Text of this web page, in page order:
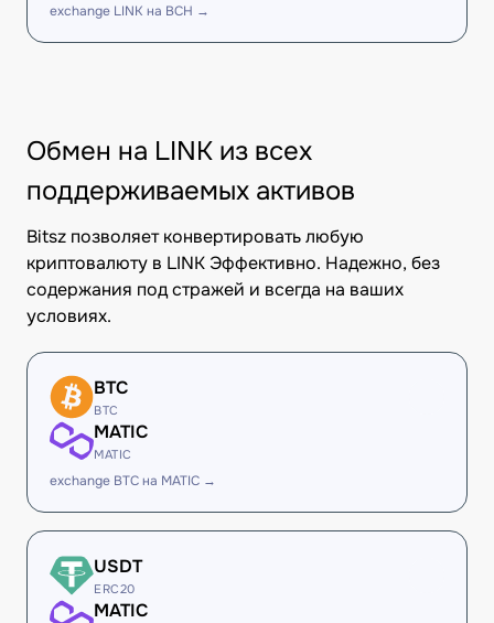
exchange LINK на BCH →
Обмен на LINK из всех
поддерживаемых активов
Bitsz позволяет конвертировать любую
криптовалюту в LINK Эффективно. Надежно, без
содержания под стражей и всегда на ваших
условиях.
BTC
BTC
MATIC
MATIC
exchange BTC на MATIC →
USDT
ERC20
MATIC